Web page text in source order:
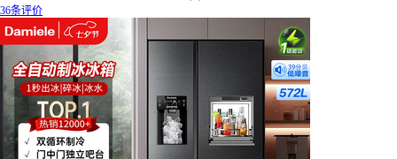
36条评价